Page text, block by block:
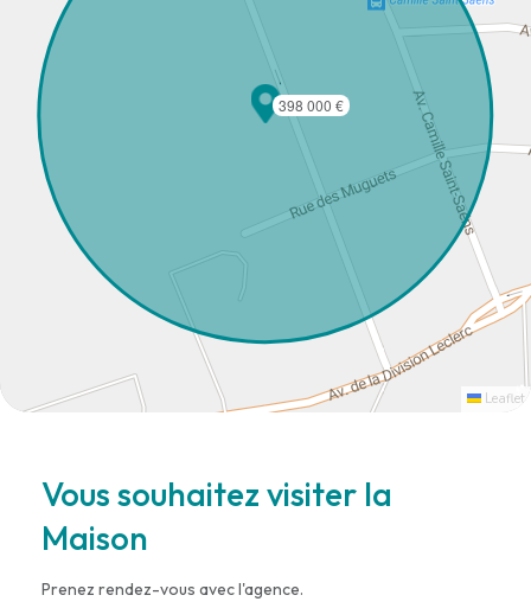
398 000 €
Leaflet
Vous souhaitez visiter la
Maison
Prenez rendez-vous avec l'agence.